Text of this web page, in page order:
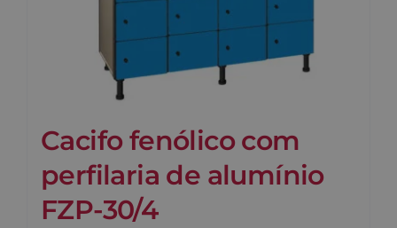
Cacifo fenólico com
perfilaria de alumínio
FZP-30/4